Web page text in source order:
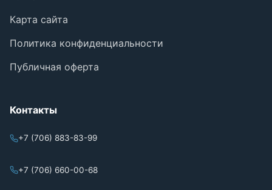
Карта сайта
Политика конфиденциальности
Публичная оферта
Контакты
+7 (706) 883-83-99
+7 (706) 660-00-68